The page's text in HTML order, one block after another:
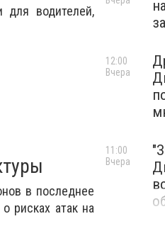
для водителей,
в последнее
рисках атак на
12:00
Вчера
11:00
Вчера